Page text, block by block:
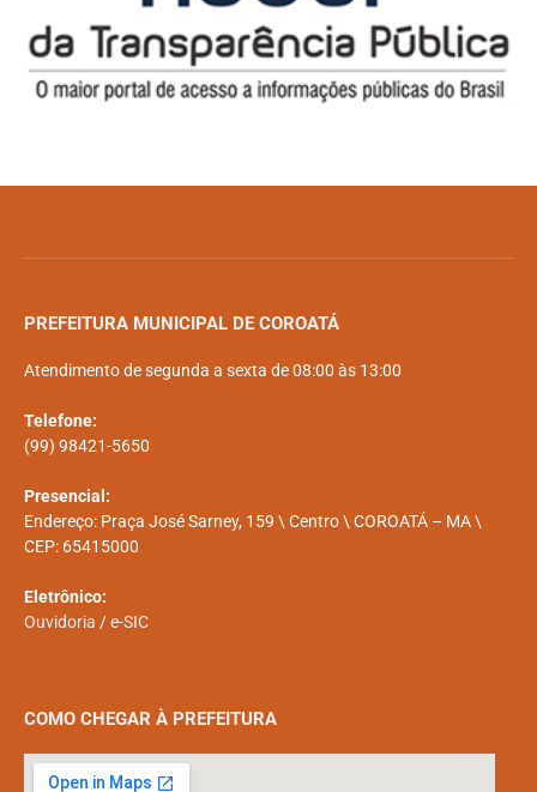
PREFEITURA MUNICIPAL DE COROATÁ
Atendimento de segunda a sexta de 08:00 às 13:00
Telefone:
(99) 98421-5650
Presencial:
Endereço: Praça José Sarney, 159 \ Centro \ COROATÁ – MA \
CEP: 65415000
Eletrônico:
Ouvidoria /e-SIC
COMO CHEGAR À PREFEITURA